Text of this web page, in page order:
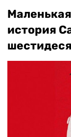
история